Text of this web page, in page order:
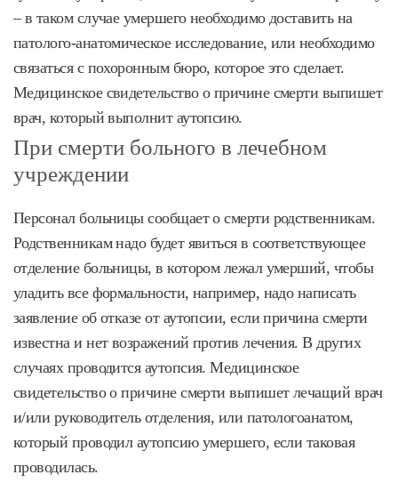
– в таком случае умершего необходимо доставить на
патолого-анатомическое исследование, или необходимо
связаться с похоронным бюро, которое это сделает.
Медицинское свидетельство о причине смерти выпишет
врач, который выполнит аутопсию.
При смерти больного в лечебном
учреждении
Персонал больницы сообщает о смерти родственникам.
Родственникам надо будет явиться в соответствующее
отделение больницы, в котором лежал умерший, чтобы
уладить все формальности, например, надо написать
заявление об отказе от аутопсии, если причина смерти
известна и нет возражений против лечения. В других
случаях проводится аутопсия. Медицинское
свидетельство о причине смерти выпишет лечащий врач
и/или руководитель отделения, или патологоанатом,
который проводил аутопсию умершего, если таковая
проводилась.